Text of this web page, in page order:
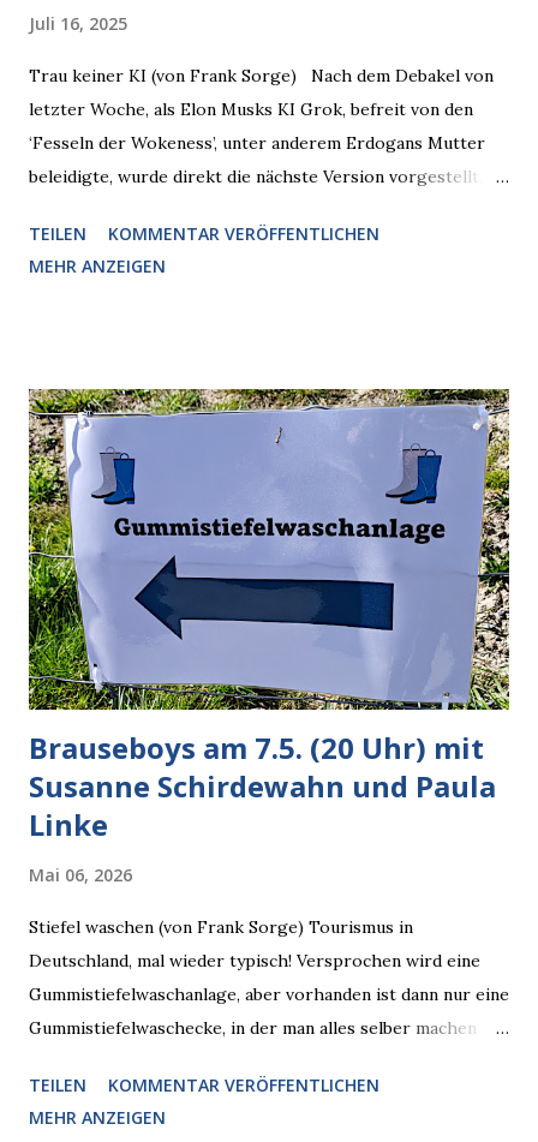
Juli 16, 2025
Trau keiner KI (von Frank Sorge) Nach dem Debakel von
letzter Woche, als Elon Musks KI Grok, befreit von den
‘Fesseln der Wokeness’, unter anderem Erdogans Mutter
beleidigte, wurde direkt die nächste Version vorgestellt,
radikalisierte, weil sie ohnehin kurz vor dem Austausch
stand. Das ist sogar recht logisch, aber nicht, um den
unauffälliger machen muss, damit die KI rechtslastig
argumentiert. So wird jetzt berichtet, dass der neue Grok
bei diversen Anfragen zu kontroversen Themen auf dem
Weg zu einer Antwort erst einmal Elons eigene Sicht der
Dinge auf Twitter abfragen und entscheidend relevant
verarbeiten muss. Das ist lächerlich und gefährlich
zugleich. Denn eine Information fehlt noch, Grok soll
künftig in den US-amerikanischen Behörden mitarbeiten,
zuvord...
TEILEN
KOMMENTAR VERÖFFENTLICHEN
MEHR ANZEIGEN
Brauseboys am 7.5. (20 Uhr) mit
Susanne Schirdewahn und Paula
Linke
Mai 06, 2026
Stiefel waschen (von Frank Sorge) Tourismus in
Deutschland, mal wieder typisch! Versprochen wird eine
Gummistiefelwaschanlage, aber vorhanden ist dann nur eine
Gummistiefelwaschecke, in der man alles selber machen
Susanne Schirdewahn und Paula Linke Haus der Sinne
(Ystader Str. 10) Es war ein schöner Ausflug in den
TEILEN
KOMMENTAR VERÖFFENTLICHEN
MEHR ANZEIGEN